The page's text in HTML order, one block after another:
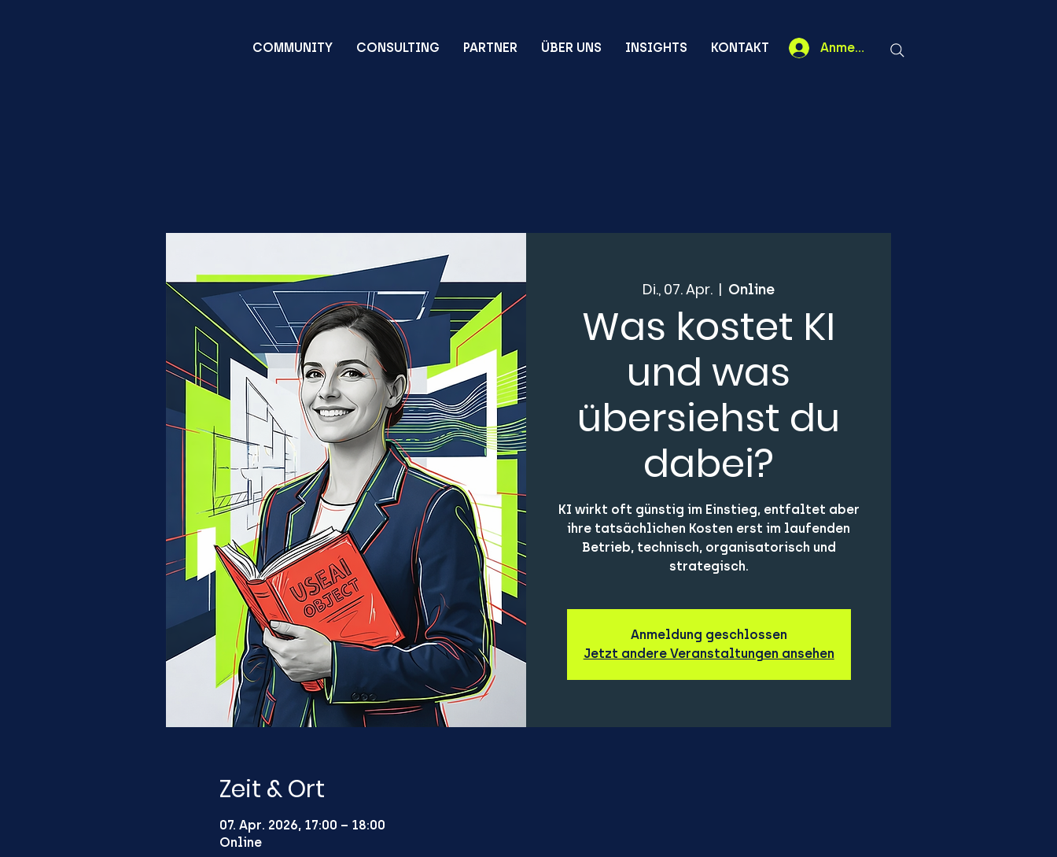
COMMUNITY CONSULTING PARTNER ÜBER UNS INSIGHTS KONTAKT Anmelden
Di., 07. Apr.
  |
Online
Was kostet KI
und was
übersiehst du
dabei?
KI wirkt oft günstig im Einstieg, entfaltet aber
ihre tatsächlichen Kosten erst im laufenden
Betrieb, technisch, organisatorisch und
strategisch.
Anmeldung geschlossen
Jetzt andere Veranstaltungen ansehen
Zeit & Ort
07. Apr. 2026, 17:00 – 18:00
Online